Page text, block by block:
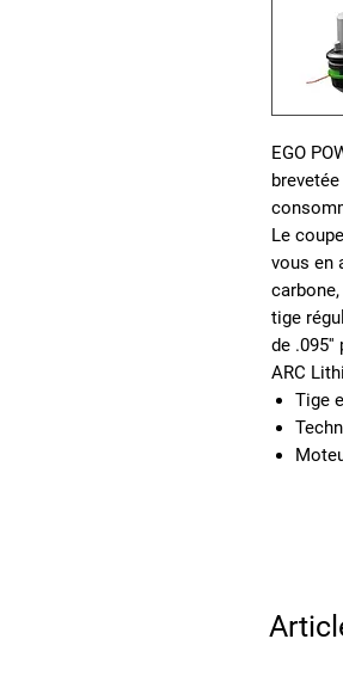
EGO
Le
vous en
tige
de .095''
ARC
Tige